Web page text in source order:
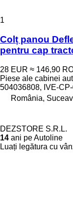
1
Colț panou
pentru cap
28 EUR ≈ 146,90
Piese ale cabinei
504036808, IVE-
România,
DEZSTORE S.R.L.
14 ani pe Autoline
Luați legătura cu